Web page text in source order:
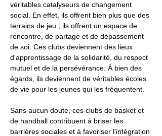
véritables catalyseurs de changement
social. En effet, ils offrent bien plus que des
terrains de jeu ; ils offrent un espace de
rencontre, de partage et de dépassement
de soi. Ces clubs deviennent des lieux
d'apprentissage de la solidarité, du respect
mutuel et de la persévérance. À bien des
égards, ils deviennent de véritables écoles
de vie pour les jeunes qui les fréquentent.
Sans aucun doute, ces clubs de basket et
de handball contribuent à briser les
barrières sociales et à favoriser l'intégration